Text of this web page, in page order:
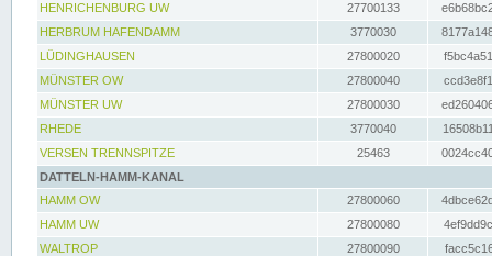
HENRICHENBURG UW
27700133
HERBRUM HAFENDAMM
3770030
LÜDINGHAUSEN
27800020
MÜNSTER OW
27800040
MÜNSTER UW
27800030
RHEDE
3770040
VERSEN TRENNSPITZE
25463
DATTELN-HAMM-KANAL
HAMM OW
27800060
HAMM UW
27800080
WALTROP
27800090